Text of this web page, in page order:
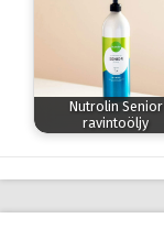
Nutrolin Senior
ravintoöljy